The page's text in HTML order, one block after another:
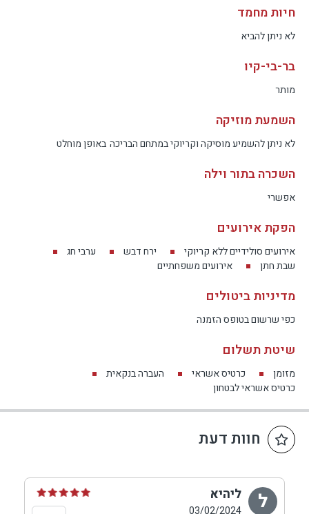
חיות מחמד
לא ניתן להביא
בר-בי-קיו
מותר
השמעת מוזיקה
לא ניתן להשמיע מוסיקה וקריוקי במתחם הבריכה באופן מוחלט
השכרה בתור וילה
אפשרי
הפקת אירועים
אירועים סולידיים ללא קריוקי ירח דבש
ערבי חג
שבת חתן
אירועים משפחתיים
מדיניות ביטולים
כפי שרשום בטופס הזמנה
שיטת תשלום
מזומן כרטיס אשראי
העברה בנקאית
כרטיס אשראי לבטחון
חוות דעת
ל ליהיא
03/02/2024